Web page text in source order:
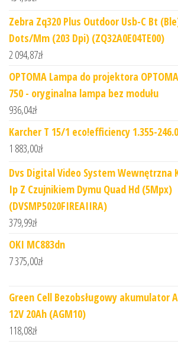
Zebra Zq320 Plus Outdoor Usb-C Bt
Dots/Mm (203 Dpi) (ZQ32A0E04TE00)
2 094,87zł
OPTOMA Lampa do projektora
750 - oryginalna lampa bez modułu
936,04zł
Karcher T 15/1 eco!efficiency 1.355-246.0
1 883,00zł
Dvs Digital Video System Wewnętrzna
Ip Z Czujnikiem Dymu Quad Hd (5Mpx)
(DVSMP5020FIREAIIRA)
379,99zł
OKI MC883dn
7 375,00zł
Green Cell Bezobsługowy akumulator
12V 20Ah (AGM10)
118,08zł